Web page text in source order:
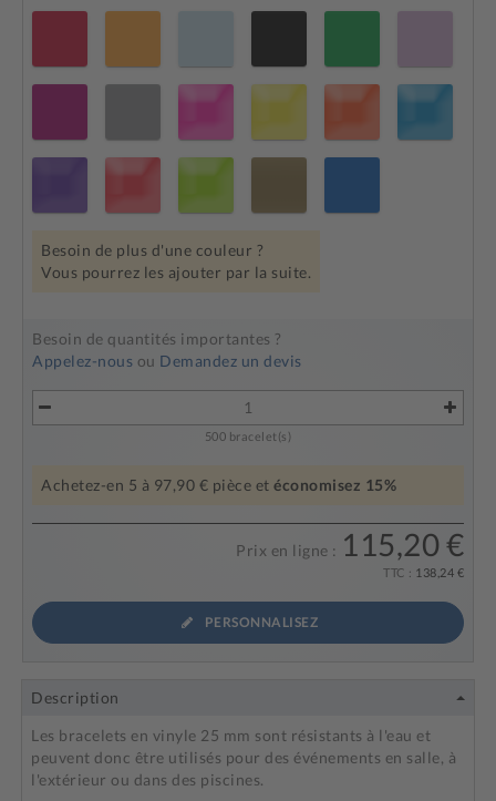
Besoin de plus d'une couleur ?
Vous pourrez les ajouter par la suite.
Besoin de quantités importantes ?
Appelez-nous ou Demandez un devis
500 bracelet(s)
Achetez-en 5 à 97,90 € pièce et économisez 15%
Prix en ligne : 115,20 €
TTC : 138,24 €
PERSONNALISEZ
Description
Les bracelets en vinyle 25 mm sont résistants à l'eau et
peuvent donc être utilisés pour des événements en salle, à
l'extérieur ou dans des piscines.